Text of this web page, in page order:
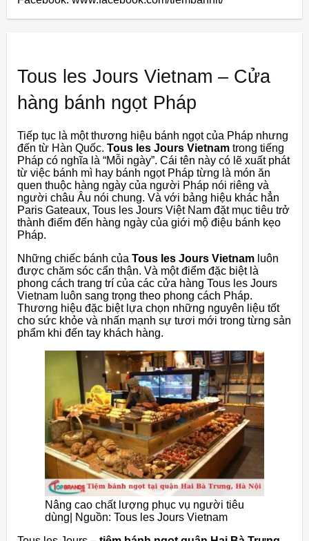
Tous les Jours Vietnam – Cửa
hàng bánh ngọt Pháp
Tiếp tục là một thương hiệu bánh ngọt của Pháp nhưng
đến từ Hàn Quốc. Tous les Jours Vietnam trong tiếng
Pháp có nghĩa là “Mỗi ngày”. Cái tên này có lẽ xuất phát
từ việc bánh mì hay bánh ngọt Pháp từng là món ăn
quen thuộc hàng ngày của người Pháp nói riêng và
người châu Âu nói chung. Và với bảng hiệu khác hẳn
Paris Gateaux, Tous les Jours Việt Nam đặt mục tiêu trở
thành điểm đến hàng ngày của giới mộ điệu bánh kẹo
Pháp.
Những chiếc bánh của Tous les Jours Vietnam luôn
được chăm sóc cẩn thận. Và một điểm đặc biệt là
phong cách trang trí của các cửa hàng Tous les Jours
Vietnam luôn sang trọng theo phong cách Pháp.
Thương hiệu đặc biệt lựa chọn những nguyên liệu tốt
cho sức khỏe và nhấn mạnh sự tươi mới trong từng sản
phẩm khi đến tay khách hàng.
Nâng cao chất lượng phục vụ người tiêu
dùng| Nguồn: Tous les Jours Vietnam